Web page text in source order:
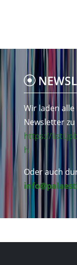
Wir laden
Newsletter
https://
h
Oder auch